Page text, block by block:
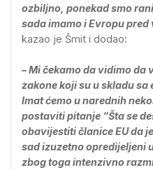
ozbiljno, ponekad smo
sada imamo i Evropu
kazao je Šmit i dodao:
– Mi čekamo da vidimo da
zakone koji su u skladu
Imat ćemo u narednih
postaviti pitanje “Šta se
obavijestiti članice EU da
sad izuzetno opredijeljeni
zbog toga intenzivno